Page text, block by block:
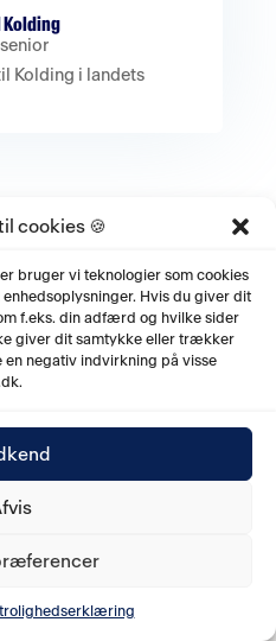
cookies 🍪
bruger vi teknologier som cookies
Hvis du giver dit
f.eks. din adfærd og hvilke sider
giver dit samtykke eller trækker
negativ indvirkning på visse
Kolding
Kolding i landets